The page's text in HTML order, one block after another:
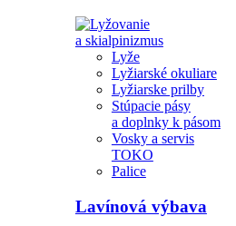
Lyže
Lyžiarské okuliare
Lyžiarske prilby
Stúpacie pásy
a doplnky k pásom
Vosky a servis
TOKO
Palice
Lavínová výbava